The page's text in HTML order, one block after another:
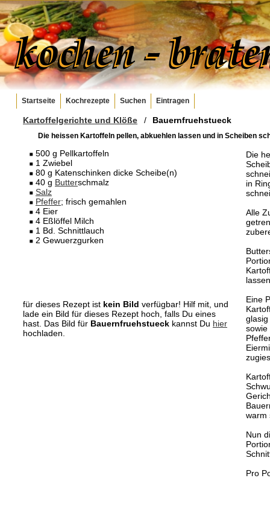
Startseite Kochrezepte Suchen Eintragen
Kartoffelgerichte und Klöße / Bauernfruehstueck
Die heissen Kartoffeln pellen, abkuehlen lassen und in Scheiben
500 g Pellkartoffeln
1 Zwiebel
80 g Katenschinken dicke Scheibe(n)
40 g Butterschmalz
Salz
Pfeffer; frisch gemahlen
4 Eier
4 Eßlöffel Milch
1 Bd. Schnittlauch
2 Gewuerzgurken
für dieses Rezept ist kein Bild verfügbar! Hilf mit, und
lade ein Bild für dieses Rezept hoch, falls Du eines
hast. Das Bild für Bauernfruehstueck kannst Du hier
hochladen.
Die
in
Alle
Eine
sowie
warm
Nun
Pro